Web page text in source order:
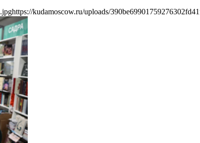
https://kudamoscow.ru/uploads/